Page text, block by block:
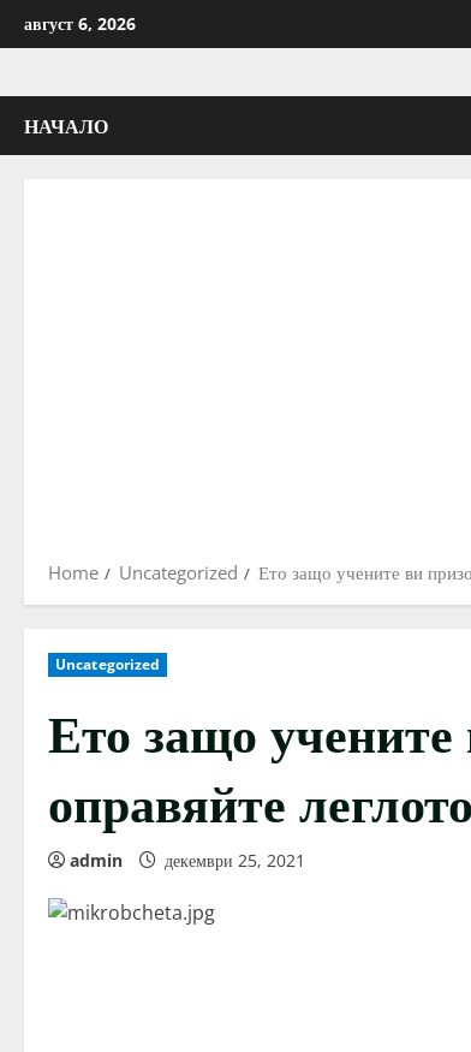
to
август 6, 2026
НАЧАЛО
Home Uncategorized Ето защо учените ви
Uncategorized
Ето защо учените
оправяйте
admin декември 25, 2021